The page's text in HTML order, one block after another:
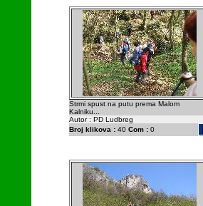
Strmi spust na putu prema Malom
Kalniku...
Autor : PD Ludbreg
Broj klikova :40 Com :0